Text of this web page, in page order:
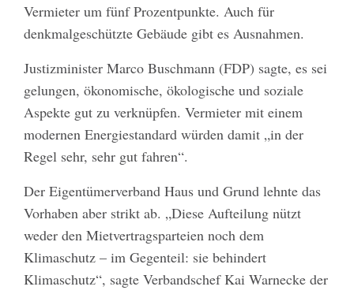
Vermieter um fünf Prozentpunkte. Auch für
denkmalgeschützte Gebäude gibt es Ausnahmen.
Justizminister Marco Buschmann (FDP) sagte, es sei
gelungen, ökonomische, ökologische und soziale
Aspekte gut zu verknüpfen. Vermieter mit einem
modernen Energiestandard würden damit „in der
Regel sehr, sehr gut fahren“.
Der Eigentümerverband Haus und Grund lehnte das
Vorhaben aber strikt ab. „Diese Aufteilung nützt
weder den Mietvertragsparteien noch dem
Klimaschutz – im Gegenteil: sie behindert
Klimaschutz“, sagte Verbandschef Kai Warnecke der